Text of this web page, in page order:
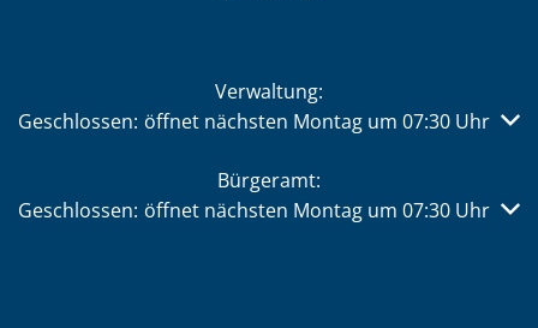
Verwaltung:
Klicken, um weitere Öffnungs- oder Schließzeiten
Geschlossen: öffnet nächsten Montag um 07:30 Uhr
Bürgeramt:
Klicken, um weitere Öffnungs- oder Schließzeiten
Geschlossen: öffnet nächsten Montag um 07:30 Uhr